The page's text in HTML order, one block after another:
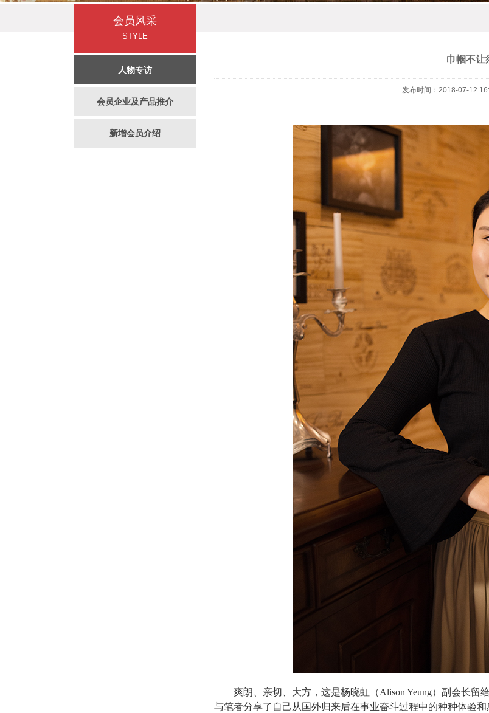
会员风采
STYLE
人物专访
会员企业及产品推介
新增会员介绍
巾帼不让
发布时间：2018-07-12
爽朗、亲切、大方，这是杨晓虹（Alison Yeung）副会长留
与笔者分享了自己从国外归来后在事业奋斗过程中的种种体验和